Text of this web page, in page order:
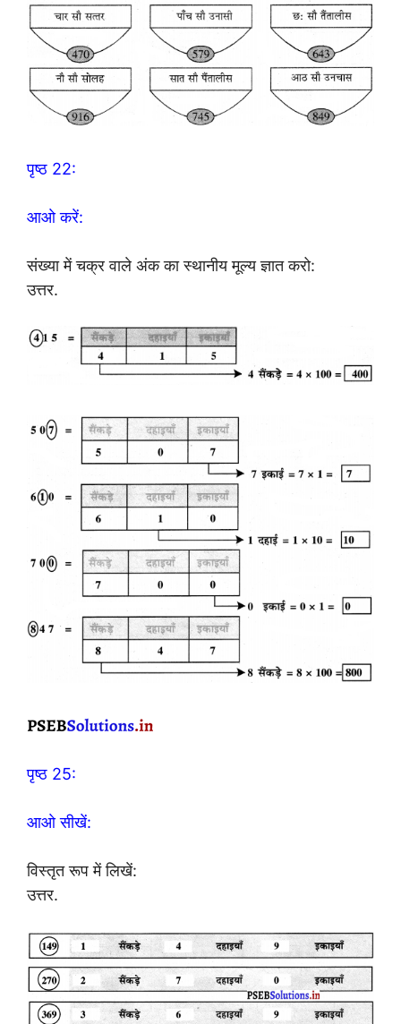
पृष्ठ 22:
आओ करें:
संख्या में चक्र वाले अंक का स्थानीय मूल्य ज्ञात करो:
उत्तर.
पृष्ठ 25:
आओ सीखें:
विस्तृत रूप में लिखें:
उत्तर.